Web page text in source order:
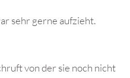
sehr gerne aufzieht.
von der sie noch nicht